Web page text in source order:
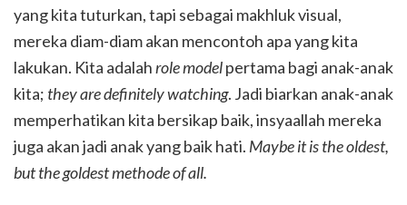
yang kita tuturkan, tapi sebagai makhluk visual,
mereka diam-diam akan mencontoh apa yang kita
lakukan. Kita adalahrolemodelpertama bagi anak-anak
kita; they are definitely watching. Jadi biarkan anak-anak
memperhatikan kita bersikap baik, insyaallah mereka
juga akan jadi anak yang baik hati. Maybe it is the oldest,
but the goldest methode of all.